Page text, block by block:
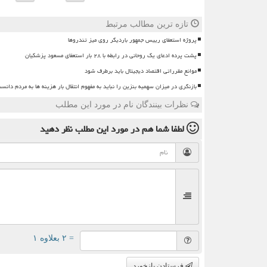
تازه ترین مطالب مرتبط
پروژه استعفای رییس جمهور باردیگر روی میز تندروها
پشت پرده ادعای یک روحانی در رابطه با ۲۸ بار استعفای مسعود پزشکیان
موانع مقرراتی اقتصاد دیجیتال باید برطرف شود
بازنگری در میزان سهمیه بنزین را نباید به مفهوم انتقال بار هزینه ها به مردم
نظرات بینندگان نام در مورد این مطلب
لطفا شما همدر مورد این مطلبنظر دهید
= ۲ بعلاوه ۱